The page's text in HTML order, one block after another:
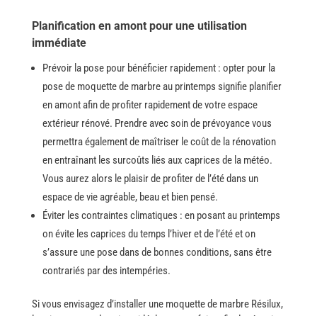
Planification en amont pour une utilisation
immédiate
Prévoir la pose pour bénéficier rapidement : opter pour la
pose de moquette de marbre au printemps signifie planifier
en amont afin de profiter rapidement de votre espace
extérieur rénové. Prendre​‍​‌‍​‍‌ avec soin de prévoyance vous
permettra également de maîtriser le coût de la rénovation
en entraînant les surcoûts liés aux caprices de la météo.
Vous aurez alors le plaisir de profiter de l’été dans un
espace de vie agréable, beau et bien pensé. ​‍​
Éviter les contraintes climatiques : en posant au printemps
on évite les caprices du temps l’hiver et de l’été et on
s’assure une pose dans de bonnes conditions, sans être
contrariés par des ​‍​‌‍​‍‌intempéries.
Si​‍​‌‍​‍‌ vous envisagez d’installer une moquette de marbre Résilux,